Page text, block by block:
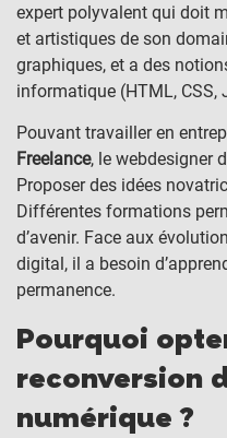
expert polyvalent qui doit
et artistiques de son
graphiques, et a des
informatique (HTML, CSS,
Pouvant travailler en
Freelance, le webdesigner
Proposer des idées
Différentes formations
d’avenir. Face aux
digital, il a besoin
permanence.
Pourquoi
reconversion
numérique ?